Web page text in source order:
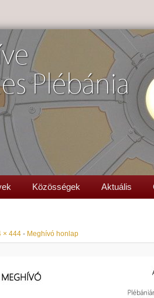
Plébánia
Közösségek Aktuális
× 444 - Meghívó honlap